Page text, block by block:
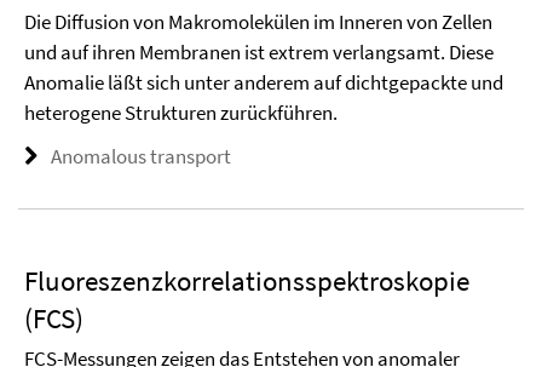
Die Diffusion von Makromolekülen im Inneren von Zellen
und auf ihren Membranen ist extrem verlangsamt. Diese
Anomalie läßt sich unter anderem auf dichtgepackte und
heterogene Strukturen zurückführen.
Anomalous transport
Fluoreszenzkorrelationsspektroskopie
(FCS)
FCS-Messungen zeigen das Entstehen von anomaler